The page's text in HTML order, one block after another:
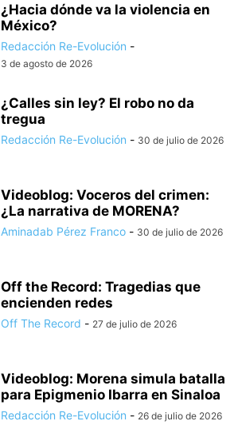
¿Hacia dónde va la violencia en
México?
Redacción Re-Evolución -
3 de agosto de 2026
¿Calles sin ley? El robo no da
tregua
Redacción Re-Evolución - 30 de julio de 2026
Videoblog: Voceros del crimen:
¿La narrativa de MORENA?
Aminadab Pérez Franco - 30 de julio de 2026
Off the Record: Tragedias que
encienden redes
Off The Record - 27 de julio de 2026
Videoblog: Morena simula batalla
para Epigmenio Ibarra en Sinaloa
Redacción Re-Evolución - 26 de julio de 2026